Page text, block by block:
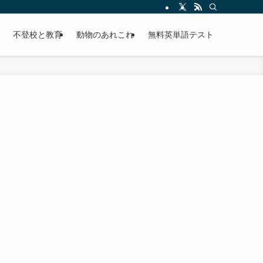
不登校と教育 動物のあれこれ 無料英単語テスト